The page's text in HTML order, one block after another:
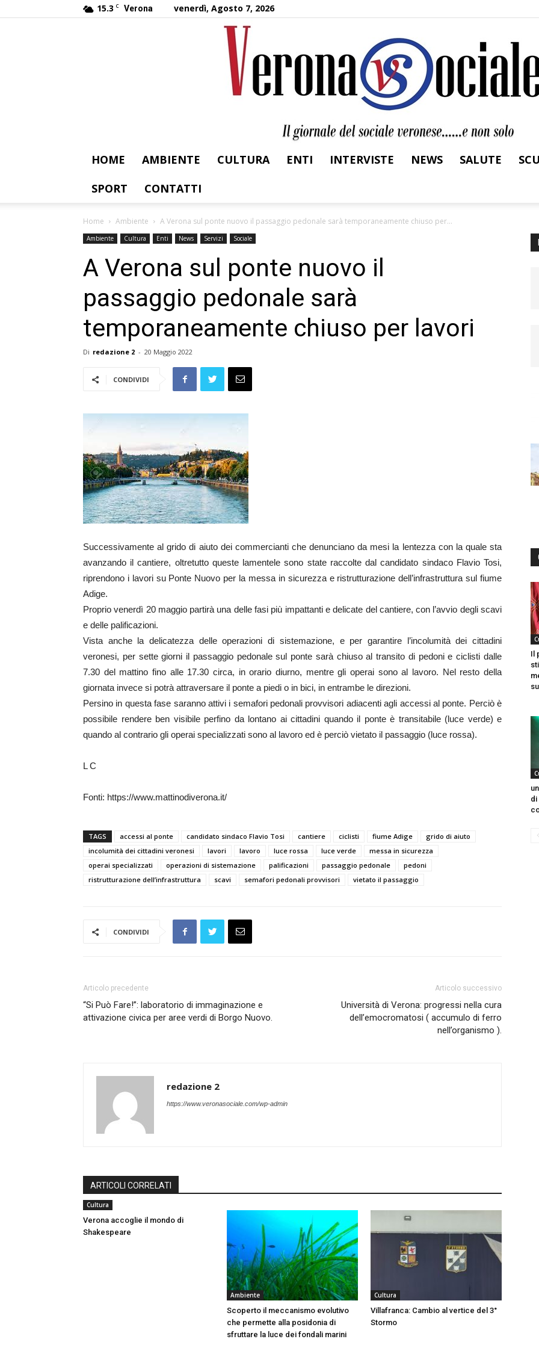
15.3 C Verona venerdì, Agosto 7, 2026
HOME AMBIENTE CULTURA ENTI INTERVISTE NEWS SALUTE
SPORT
CONTATTI
Home Ambiente A Verona sul ponte nuovo il passaggio pedonale sarà temporaneamente chiuso per...
Ambiente Cultura Enti News Servizi Sociale
A Verona sul ponte nuovo il
passaggio pedonale sarà
temporaneamente chiuso per lavori
Di redazione 2 - 20 Maggio 2022
CONDIVIDI
Successivamente al grido di aiuto dei commercianti che denunciano da mesi la lentezza con la quale sta
avanzando il cantiere, oltretutto queste lamentele sono state raccolte dal candidato sindaco Flavio Tosi,
riprendono i lavori su Ponte Nuovo per la messa in sicurezza e ristrutturazione dell’infrastruttura sul fiume
Adige.
Proprio venerdì 20 maggio partirà una delle fasi più impattanti e delicate del cantiere, con l’avvio degli scavi
e delle palificazioni.
Vista anche la delicatezza delle operazioni di sistemazione, e per garantire l’incolumità dei cittadini
veronesi, per sette giorni il passaggio pedonale sul ponte sarà chiuso al transito di pedoni e ciclisti dalle
7.30 del mattino fino alle 17.30 circa, in orario diurno, mentre gli operai sono al lavoro. Nel resto della
giornata invece si potrà attraversare il ponte a piedi o in bici, in entrambe le direzioni.
Persino in questa fase saranno attivi i semafori pedonali provvisori adiacenti agli accessi al ponte. Perciò è
possibile rendere ben visibile perfino da lontano ai cittadini quando il ponte è transitabile (luce verde) e
quando al contrario gli operai specializzati sono al lavoro ed è perciò vietato il passaggio (luce rossa).
L C
Fonti: https://www.mattinodiverona.it/
TAGS accessi al ponte candidato sindaco Flavio Tosi cantiere ciclisti fiume Adige
grido di aiuto
incolumità dei cittadini veronesi
lavori lavoro luce rossa luce verde
messa in sicurezza
operai specializzati
operazioni di sistemazione palificazioni passaggio pedonale
pedoni
ristrutturazione dell’infrastruttura
scavi semafori pedonali provvisori vietato il passaggio
CONDIVIDI
Articolo precedente
“Si Può Fare!”: laboratorio di immaginazione e
attivazione civica per aree verdi di Borgo Nuovo.
Articolo successivo
Università di Verona: progressi nella cura
dell’emocromatosi ( accumulo di ferro
nell’organismo ).
redazione 2
https://www.veronasociale.com/wp-admin
ARTICOLI CORRELATI
Cultura
Verona accoglie il mondo di
Shakespeare
Ambiente
Scoperto il meccanismo evolutivo
che permette alla posidonia di
sfruttare la luce dei fondali marini
Cultura
Villafranca: Cambio al vertice del 3°
Stormo
Il
di